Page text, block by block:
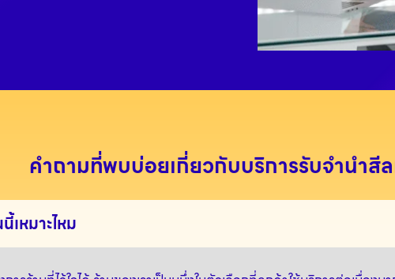
คำถามที่พบบ่อยเกี่ยวกับบริการรับจำนำสี
เหมาะไหม